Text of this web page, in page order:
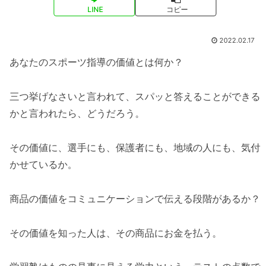
LINE コピー
2022.02.17
あなたのスポーツ指導の価値とは何か？
三つ挙げなさいと言われて、スパッと答えることができる
かと言われたら、どうだろう。
その価値に、選手にも、保護者にも、地域の人にも、気付
かせているか。
商品の価値をコミュニケーションで伝える段階があるか？
その価値を知った人は、その商品にお金を払う。